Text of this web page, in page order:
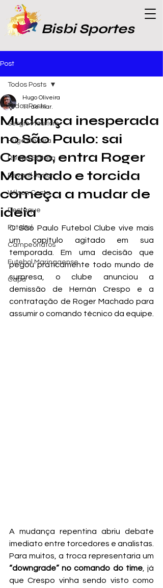
Bisbi Sportes
Post
Todos Posts
Sergio Maurício
Hugo Oliveira
Renan Batera
Devanil Junior
Wilson Costa
Destaque
Futebol
Campeonatos
Futebol Maringaense
Capa
Todos Posts
Mudança inesperada
no São Paulo: sai
Crespo, entra Roger
Machado e torcida
começa a mudar de
ideia
Hugo Oliveira
11 de mar.
O São Paulo Futebol Clube vive mais
um capítulo agitado em sua
temporada. Em uma decisão que
pegou praticamente todo mundo de
surpresa, o clube anunciou a
demissão de Hernán Crespo e a
contratação de Roger Machado para
assumir o comando técnico da equipe.
A mudança repentina abriu debate
imediato entre torcedores e analistas.
“downgrade” no comando do time, já
que Crespo vinha sendo visto como